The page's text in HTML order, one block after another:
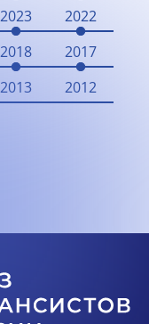
2023
2022
2018
2017
2013
2012